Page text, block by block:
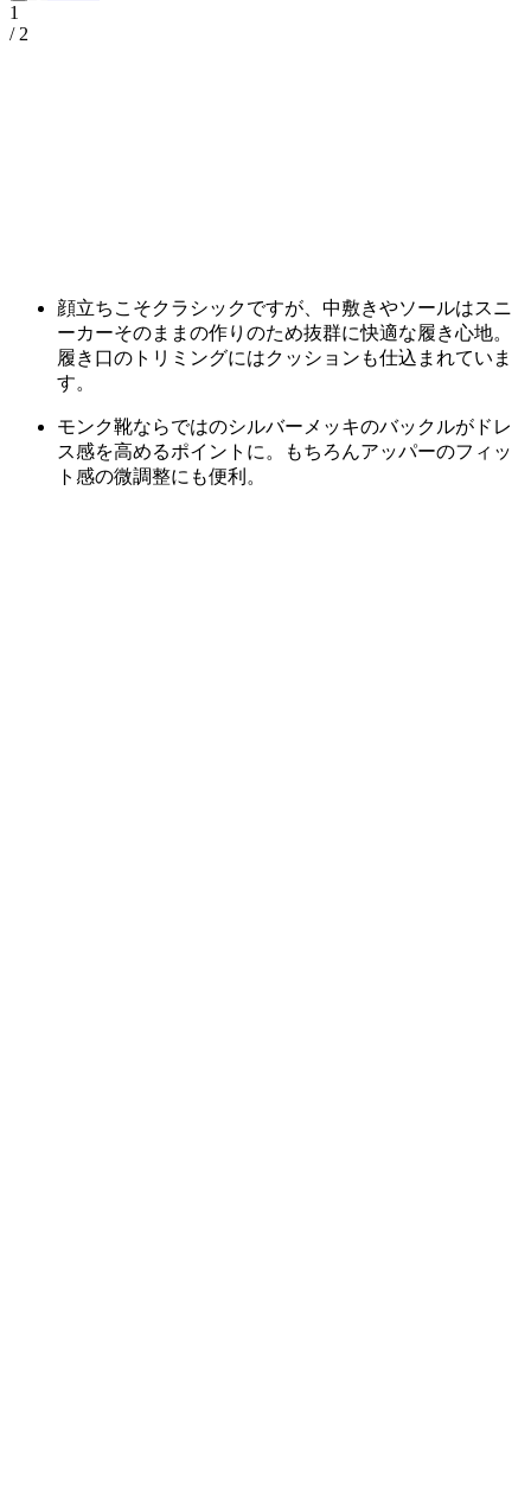
1
/ 2
顔立ちこそクラシックですが、中敷きやソールはスニ
ーカーそのままの作りのため抜群に快適な履き心地。
履き口のトリミングにはクッションも仕込まれていま
す。
モンク靴ならではのシルバーメッキのバックルがドレ
ス感を高めるポイントに。もちろんアッパーのフィッ
ト感の微調整にも便利。